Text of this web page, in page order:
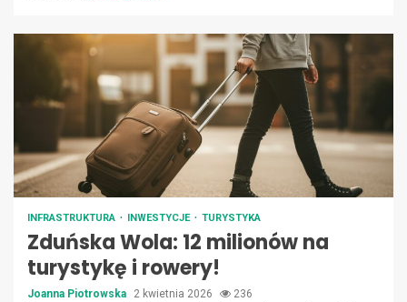
INFRASTRUKTURA INWESTYCJE TURYSTYKA
Zduńska Wola: 12 milionów na
turystykę i rowery!
Joanna Piotrowska 2 kwietnia 2026 236